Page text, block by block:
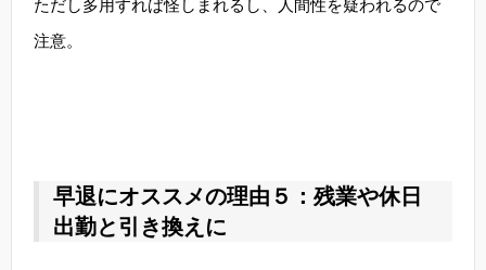
ただし多用すれば怪しまれるし、人間性を疑われるので
注意。
早退にオススメの理由５：残業や休日
出勤と引き換えに